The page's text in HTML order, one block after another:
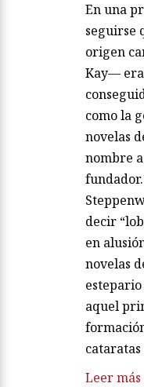
En una
seguirse
origen
Kay—
como la
novelas
nombre
decir
en
novelas
estepario
aquel
Leer más